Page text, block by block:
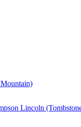
Lincoln